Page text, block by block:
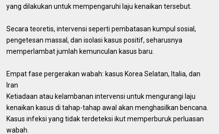
yang dilakukan untuk mempengaruhi laju kenaikan tersebut.
Secara teoretis, intervensi seperti pembatasan kumpul sosial,
pengetesan massal, dan isolasi kasus positif, seharusnya
memperlambat jumlah kemunculan kasus baru.
Empat fase pergerakan wabah: kasus Korea Selatan, Italia, dan
Iran
Ketiadaan atau kelambanan intervensi untuk mengurangi laju
kenaikan kasus di tahap-tahap awal akan menghasilkan bencana.
Kasus infeksi yang tidak terdeteksi ikut memperburuk perluasan
wabah.